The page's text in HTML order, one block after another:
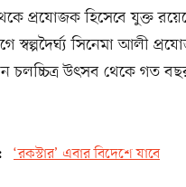
প্রযোজক হিসেবে যুক্ত
সিনেমা আলী
চলচ্চিত্র উৎসব থেকে গত
‘রকস্টার’ এবার বিদেশে যাবে